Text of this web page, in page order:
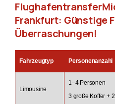
Frankfurt: Günstige
Überraschungen!
Fahrzeugtyp Personenanzahl
Limousine
1–4 Personen
3 große Koffer +